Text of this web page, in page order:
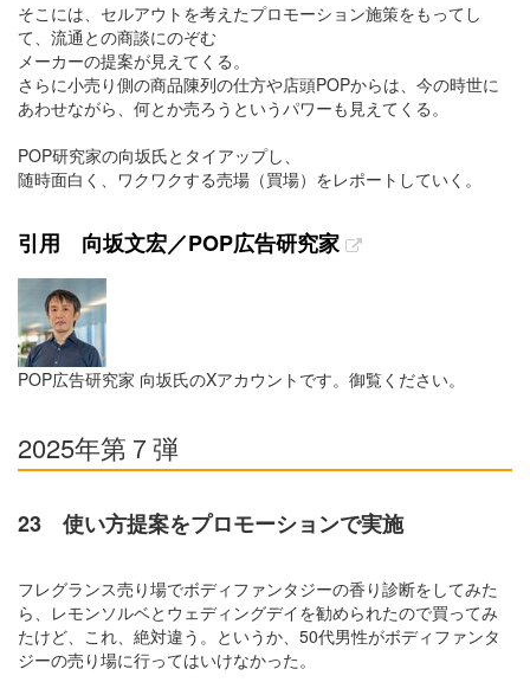
そこには、セルアウトを考えたプロモーション施策をもってし
て、流通との商談にのぞむ
メーカーの提案が見えてくる。
さらに小売り側の商品陳列の仕方や店頭POPからは、今の時世に
あわせながら、何とか売ろうというパワーも見えてくる。
POP研究家の向坂氏とタイアップし、
随時面白く、ワクワクする売場（買場）をレポートしていく。
引用 向坂文宏／POP広告研究家
POP広告研究家 向坂氏のXアカウントです。御覧ください。
2025年第７弾
23 使い方提案をプロモーションで実施
フレグランス売り場でボディファンタジーの香り診断をしてみた
ら、レモンソルベとウェディングデイを勧められたので買ってみ
たけど、これ、絶対違う。というか、50代男性がボディファンタ
ジーの売り場に行ってはいけなかった。